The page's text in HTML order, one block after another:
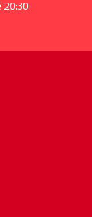
20:30